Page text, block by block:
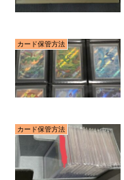
カード保管方法
カード保管方法